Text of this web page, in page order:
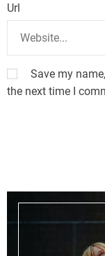
Url
Save my
the next time I